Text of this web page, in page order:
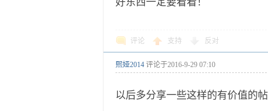
评论 支持 反对
熙娅2014 评论于2016-9-29 07:10
以后多分享一些这样的有价值的